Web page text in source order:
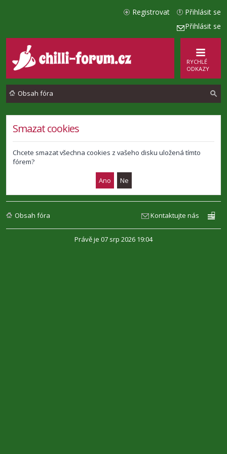
Přihlásit se
Přihlásit se
Registrovat
RYCHLÉ
ODKAZY
Obsah fóra
Smazat cookies
Chcete smazat všechna cookies z vašeho disku uložená tímto
fórem?
Obsah fóra Kontaktujte nás
Právě je 07 srp 2026 19:04